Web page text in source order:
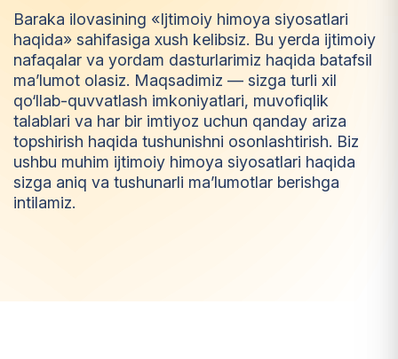
Baraka ilovasining «Ijtimoiy himoya siyosatlari
haqida» sahifasiga xush kelibsiz. Bu yerda ijtimoiy
nafaqalar va yordam dasturlarimiz haqida batafsil
ma’lumot olasiz. Maqsadimiz — sizga turli xil
qo‘llab-quvvatlash imkoniyatlari, muvofiqlik
talablari va har bir imtiyoz uchun qanday ariza
topshirish haqida tushunishni osonlashtirish. Biz
ushbu muhim ijtimoiy himoya siyosatlari haqida
sizga aniq va tushunarli ma’lumotlar berishga
intilamiz.